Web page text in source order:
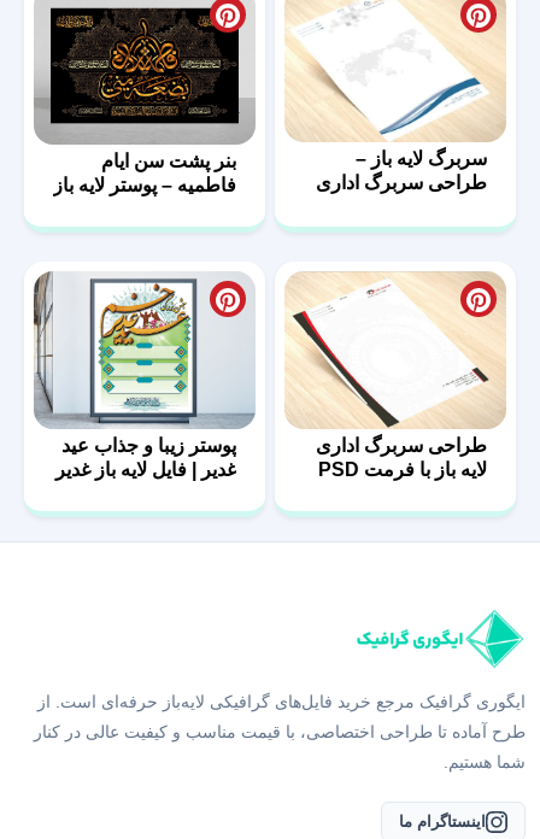
سربرگ لایه باز –
طراحی سربرگ اداری
بنر پشت سن ایام
فاطمیه – پوستر لایه باز
طراحی سربرگ اداری
لایه باز با فرمت PSD
پوستر زیبا و جذاب عید
غدیر | فایل لایه باز غدیر
ایگوری گرافیک مرجع خرید فایل‌های گرافیکی لایه‌باز حرفه‌ای است. از
طرح آماده تا طراحی اختصاصی، با قیمت مناسب و کیفیت عالی در کنار
شما هستیم.
اینستاگرام ما